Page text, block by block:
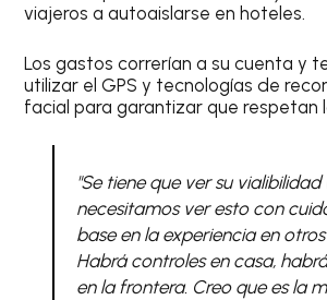
viajeros a autoaislarse en hoteles.
Los gastos correrían a su cuenta y
utilizar el GPS y tecnologías de
facial para garantizar que respetan
"Se tiene que ver su vialibilidad
necesitamos ver esto con
base en la experiencia en otros
Habrá controles en casa,
en la frontera. Creo que es la